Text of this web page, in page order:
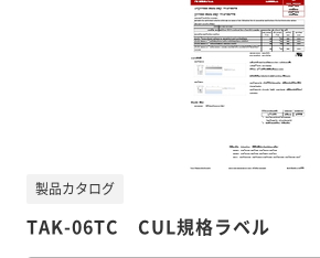
TAK-06TC CUL規格ラベル
製品カタログ